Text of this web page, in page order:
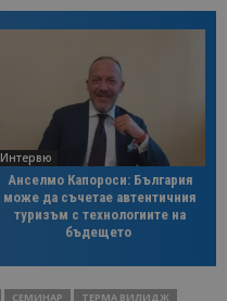
Интервю
Анселмо Капороси: България
може да съчетае автентичния
туризъм с технологиите на
бъдещето
СЕМИНАР ТЕРМА ВИЛИДЖ